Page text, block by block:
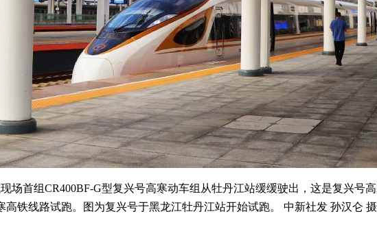
首组CR400BF-G型复兴号高寒动车组从牡丹江站缓缓驶出，这是复兴号
高铁线路试跑。图为复兴号于黑龙江牡丹江站开始试跑。 中新社发 孙汉仑 摄